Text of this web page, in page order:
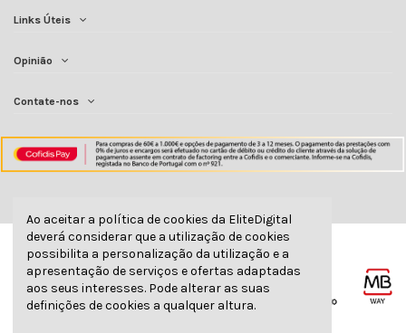
Links Úteis
Opinião
Contate-nos
Ao aceitar a política de cookies da EliteDigital
deverá considerar que a utilização de cookies
possibilita a personalização da utilização e a
apresentação de serviços e ofertas adaptadas
aos seus interesses. Pode alterar as suas
definições de cookies a qualquer altura.